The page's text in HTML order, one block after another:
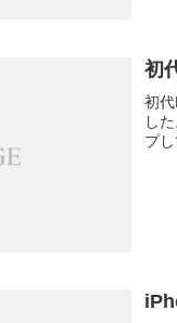
初
初
し
プ